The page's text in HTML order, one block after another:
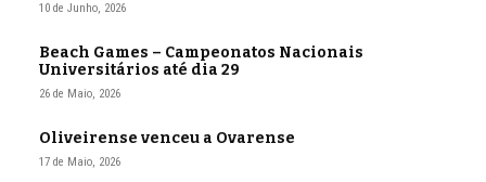
10 de Junho, 2026
Beach Games – Campeonatos Nacionais
Universitários até dia 29
26 de Maio, 2026
Oliveirense venceu a Ovarense
17 de Maio, 2026